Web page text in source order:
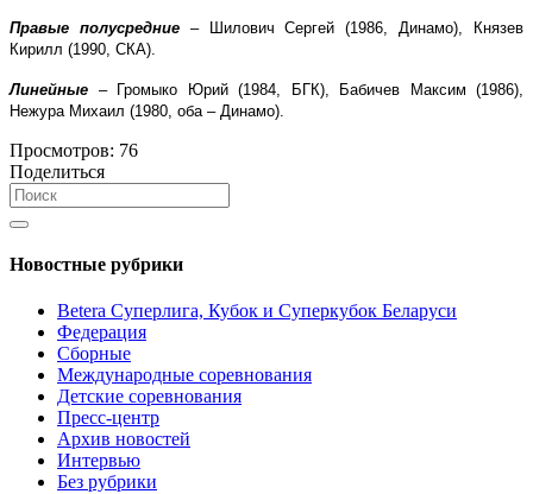
Правые полусредние– Шилович Сергей (1986, Динамо), Князев
Кирилл (1990, СКА).
Линейные – Громыко Юрий (1984, БГК), Бабичев Максим (1986),
Нежура Михаил (1980, оба – Динамо).
Просмотров: 76
Поделиться
Новостные рубрики
Betera Суперлига, Кубок и Суперкубок Беларуси
Федерация
Сборные
Международные соревнования
Детские соревнования
Пресс-центр
Архив новостей
Интервью
Без рубрики